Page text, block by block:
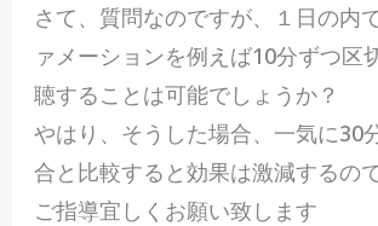
さて、質問なのですが、１日の内
ァメーションを例えば10分ずつ区
聴することは可能でしょうか？
やはり、そうした場合、一気に30
合と比較すると効果は激減するの
ご指導宜しくお願い致します